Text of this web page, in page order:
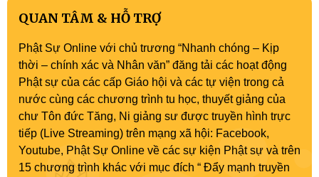
QUAN TÂM & HỖ TRỢ
Phật Sự Online với chủ trương “Nhanh chóng – Kịp
thời – chính xác và Nhân văn” đăng tải các hoạt động
Phật sự của các cấp Giáo hội và các tự viện trong cả
nước cùng các chương trình tu học, thuyết giảng của
chư Tôn đức Tăng, Ni giảng sư được truyền hình trực
tiếp (Live Streaming) trên mạng xã hội: Facebook,
Youtube, Phật Sự Online về các sự kiện Phật sự và trên
15 chương trình khác với mục đích “ Đẩy mạnh truyền